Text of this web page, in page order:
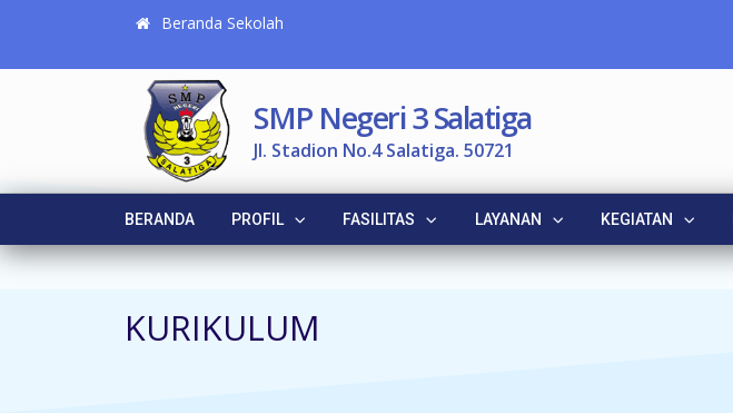
Beranda Sekolah
SMP Negeri 3 Salatiga
Jl. Stadion No.4 Salatiga. 50721
BERANDA PROFIL FASILITAS LAYANAN KEGIATAN
KURIKULUM